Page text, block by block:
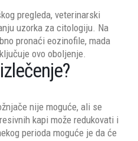
pregleda, veterinarski
uzorka za citologiju. Na
pronaći eozinofile, mada
ovo oboljenje.
nije moguće, ali se
kapi može redukovati i
perioda moguće je da će